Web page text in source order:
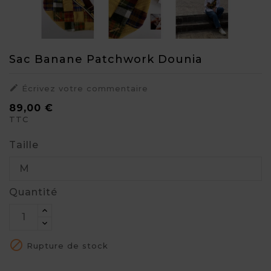
Sac Banane Patchwork Dounia
 Écrivez votre commentaire
89,00 €
TTC
Taille
Quantité
 Rupture de stock